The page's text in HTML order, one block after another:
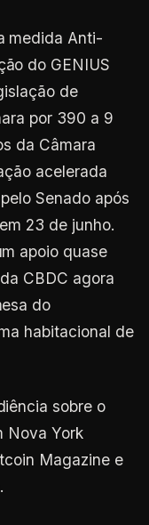
medida Anti-
do GENIUS
de
por 390 a 9
da Câmara
acelerada
Senado após
23 de junho.
apoio quase
CBDC agora
do
habitacional de
sobre o
Nova York
Magazine e